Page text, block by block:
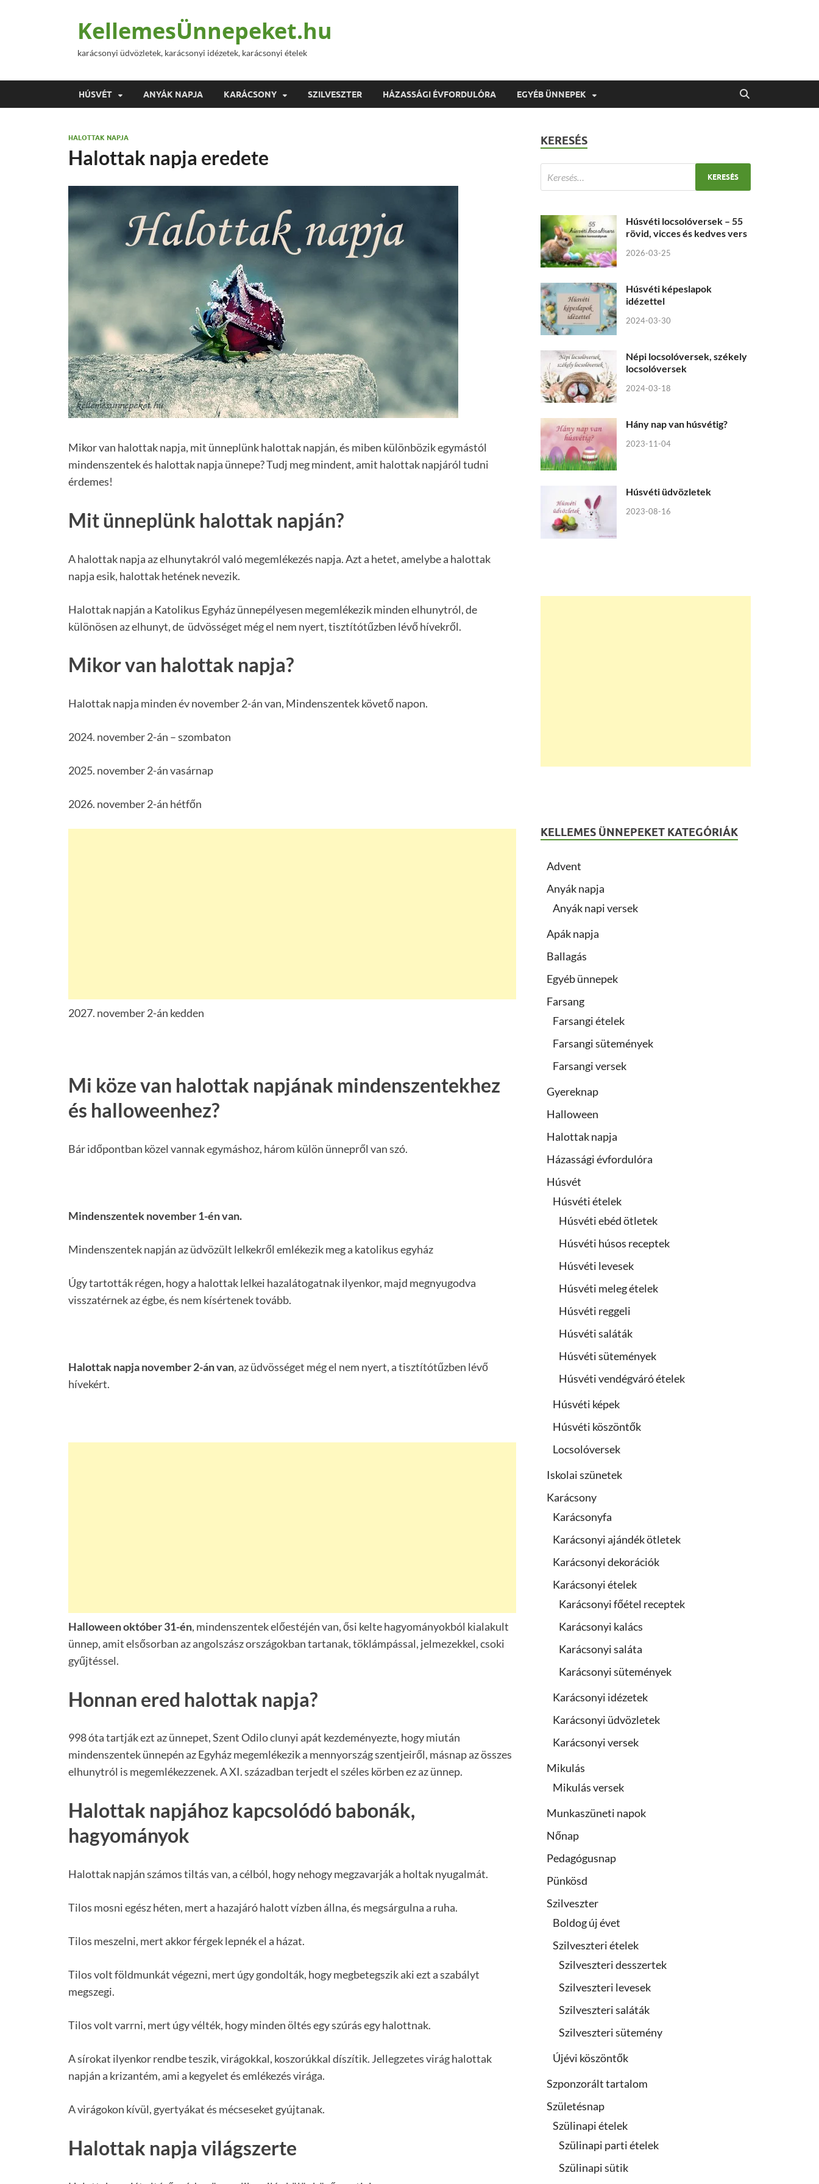
KellemesÜnnepeket.hu
karácsonyi üdvözletek, karácsonyi idézetek, karácsonyi ételek
HÚSVÉT ANYÁK NAPJA KARÁCSONY SZILVESZTER HÁZASSÁGI ÉVFORDULÓRA EGYÉB ÜNNEPEK
HALOTTAK NAPJA
Halottak napja eredete
Mikor van halottak napja, mit ünneplünk halottak napján, és miben különbözik egymástól
mindenszentek és halottak napja ünnepe? Tudj meg mindent, amit halottak napjáról tudni
érdemes!
Mit ünneplünk halottak napján?
A halottak napja az elhunytakról való megemlékezés napja. Azt a hetet, amelybe a halottak
napja esik, halottak hetének nevezik.
Halottak napján a Katolikus Egyház ünnepélyesen megemlékezik minden elhunytról, de
különösen az elhunyt, de üdvösséget még el nem nyert, tisztítótűzben lévő hívekről.
Mikor van halottak napja?
Halottak napja minden év november 2-án van, Mindenszentek követő napon.
2024. november 2-án – szombaton
2025. november 2-án vasárnap
2026. november 2-án hétfőn
2027. november 2-án kedden
Mi köze van halottak napjának mindenszentekhez
és halloweenhez?
Bár időpontban közel vannak egymáshoz, három külön ünnepről van szó.
Mindenszentek november 1-én van.
Mindenszentek napján az üdvözült lelkekről emlékezik meg a katolikus egyház
Úgy tartották régen, hogy a halottak lelkei hazalátogatnak ilyenkor, majd megnyugodva
visszatérnek az égbe, és nem kísértenek tovább.
Halottak napja november 2-án van, az üdvösséget még el nem nyert, a tisztítótűzben lévő
hívekért.
Halloween október 31-én, mindenszentek előestéjén van, ősi kelte hagyományokból kialakult
ünnep, amit elsősorban az angolszász országokban tartanak, töklámpással, jelmezekkel, csoki
gyűjtéssel.
Honnan ered halottak napja?
998 óta tartják ezt az ünnepet, Szent Odilo clunyi apát kezdeményezte, hogy miután
mindenszentek ünnepén az Egyház megemlékezik a mennyország szentjeiről, másnap az összes
elhunytról is megemlékezzenek. A XI. században terjedt el széles körben ez az ünnep.
Halottak napjához kapcsolódó babonák,
hagyományok
Halottak napján számos tiltás van, a célból, hogy nehogy megzavarják a holtak nyugalmát.
Tilos mosni egész héten, mert a hazajáró halott vízben állna, és megsárgulna a ruha.
Tilos meszelni, mert akkor férgek lepnék el a házat.
Tilos volt földmunkát végezni, mert úgy gondolták, hogy megbetegszik aki ezt a szabályt
megszegi.
Tilos volt varrni, mert úgy vélték, hogy minden öltés egy szúrás egy halottnak.
A sírokat ilyenkor rendbe teszik, virágokkal, koszorúkkal díszítik. Jellegzetes virág halottak
napján a krizantém, ami a kegyelet és emlékezés virága.
A virágokon kívül, gyertyákat és mécseseket gyújtanak.
Halottak napja világszerte
KERESÉS
Húsvéti locsolóversek – 55
rövid, vicces és kedves vers
2026-03-25
Húsvéti képeslapok
idézettel
2024-03-30
Népi locsolóversek, székely
locsolóversek
2024-03-18
Hány nap van húsvétig?
2023-11-04
Húsvéti üdvözletek
2023-08-16
KELLEMES ÜNNEPEKET KATEGÓRIÁK
Advent
Anyák napja
Anyák napi versek
Apák napja
Ballagás
Egyéb ünnepek
Farsang
Farsangi ételek
Farsangi sütemények
Farsangi versek
Gyereknap
Halloween
Halottak napja
Házassági évfordulóra
Húsvét
Húsvéti ételek
Húsvéti ebéd ötletek
Húsvéti húsos receptek
Húsvéti levesek
Húsvéti meleg ételek
Húsvéti reggeli
Húsvéti saláták
Húsvéti sütemények
Húsvéti vendégváró ételek
Húsvéti képek
Húsvéti köszöntők
Locsolóversek
Iskolai szünetek
Karácsony
Karácsonyfa
Karácsonyi ajándék ötletek
Karácsonyi dekorációk
Karácsonyi ételek
Karácsonyi főétel receptek
Karácsonyi kalács
Karácsonyi saláta
Karácsonyi sütemények
Karácsonyi idézetek
Karácsonyi üdvözletek
Karácsonyi versek
Mikulás
Mikulás versek
Munkaszüneti napok
Nőnap
Pedagógusnap
Pünkösd
Szilveszter
Boldog új évet
Szilveszteri ételek
Szilveszteri desszertek
Szilveszteri levesek
Szilveszteri saláták
Szilveszteri sütemény
Újévi köszöntők
Szponzorált tartalom
Születésnap
Szülinapi ételek
Szülinapi parti ételek
Szülinapi sütik